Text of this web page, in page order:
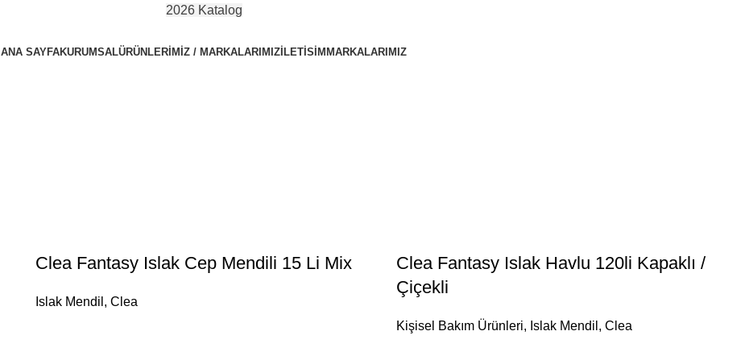
2026 Katalog
ANA SAYFAKURUMSALÜRÜNLERIMIZ / MARKALARIMIZ İLETISIM MARKALARIMIZ
Clea Fantasy Islak Cep Mendili 15 Li Mix
Islak Mendil , Clea
Clea Fantasy Islak Havlu 120li Kapaklı /
Çiçekli
Kişisel Bakım Ürünleri, Islak Mendil , Clea